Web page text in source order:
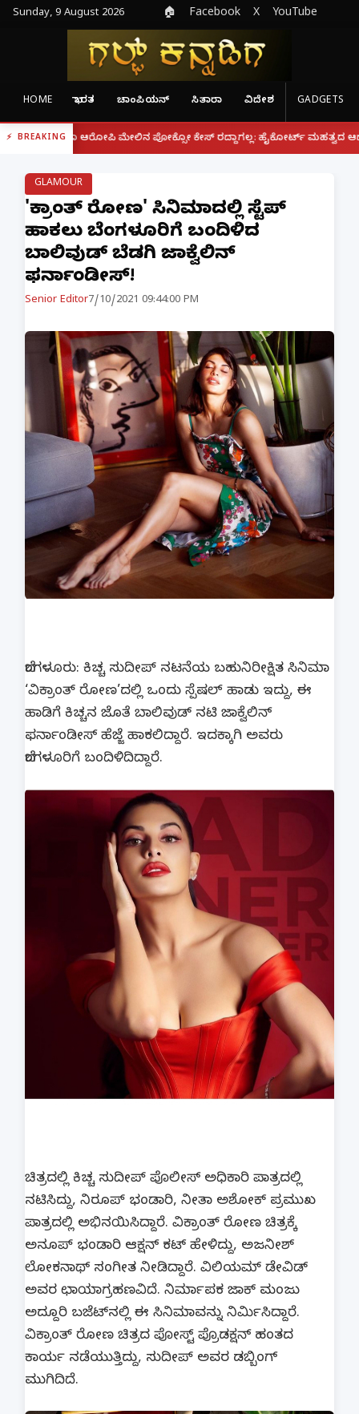
Sunday, 9 August 2026 🏠 Facebook X YouTube
HOME ಭಾರತ ಚಾಂಪಿಯನ್ ಸಿತಾರಾ ವಿದೇಶ GADGETS
BREAKING
ಮೇಲಿನ ಪೋಕ್ಸೋ ಕೇಸ್ ರದ್ದಾಗಲ್ಲ: ಹೈಕೋರ್ಟ್ ಮಹತ್ವದ ಆದೇಶ | ಫೋನ್
GLAMOUR
'ವಿಕ್ರಾಂತ್ ರೋಣ' ಸಿನಿಮಾದಲ್ಲಿ ಸ್ಟೆಪ್
ಹಾಕಲು ಬೆಂಗಳೂರಿಗೆ ಬಂದಿಳಿದ
ಬಾಲಿವುಡ್​ ಬೆಡಗಿ ಜಾಕ್ವೆಲಿನ್​
ಫರ್ನಾಂಡೀಸ್!
Senior Editor7/10/2021 09:44:00 PM
ಬೆಂಗಳೂರು: ಕಿಚ್ಚ ಸುದೀಪ್ ನಟನೆಯ ಬಹುನಿರೀಕ್ಷಿತ ಸಿನಿಮಾ
‘ವಿಕ್ರಾಂತ್ ರೋಣ’ದಲ್ಲಿ ಒಂದು ಸ್ಪೆಷಲ್ ಹಾಡು ಇದ್ದು, ಈ
ಹಾಡಿಗೆ ಕಿಚ್ಚನ ಜೊತೆ ಬಾಲಿವುಡ್ ನಟಿ ಜಾಕ್ವೆಲಿನ್
ಫರ್ನಾಂಡೀಸ್ ಹೆಜ್ಜೆ ಹಾಕಲಿದ್ದಾರೆ. ಇದಕ್ಕಾಗಿ ಅವರು
ಬೆಂಗಳೂರಿಗೆ ಬಂದಿಳಿದಿದ್ದಾರೆ.
ಚಿತ್ರದಲ್ಲಿ ಕಿಚ್ಚ ಸುದೀಪ್ ಪೊಲೀಸ್ ಅಧಿಕಾರಿ ಪಾತ್ರದಲ್ಲಿ
ನಟಿಸಿದ್ದು, ನಿರೂಪ್ ಭಂಡಾರಿ, ನೀತಾ ಅಶೋಕ್ ಪ್ರಮುಖ
ಪಾತ್ರದಲ್ಲಿ ಅಭಿನಯಿಸಿದ್ದಾರೆ. ವಿಕ್ರಾಂತ್ ರೋಣ ಚಿತ್ರಕ್ಕೆ
ಅನೂಪ್ ಭಂಡಾರಿ ಆಕ್ಷನ್ ಕಟ್ ಹೇಳಿದ್ದು, ಅಜನೀಶ್
ಲೋಕನಾಥ್ ಸಂಗೀತ ನೀಡಿದ್ದಾರೆ. ವಿಲಿಯಮ್ ಡೇವಿಡ್
ಅವರ ಛಾಯಾಗ್ರಹಣವಿದೆ. ನಿರ್ಮಾಪಕ ಜಾಕ್ ಮಂಜು
ಅದ್ದೂರಿ ಬಜೆಟ್​​​ನಲ್ಲಿ ಈ‌ ಸಿನಿಮಾವನ್ನು ನಿರ್ಮಿಸಿದ್ದಾರೆ.
ವಿಕ್ರಾಂತ್ ರೋಣ ಚಿತ್ರದ ಪೋಸ್ಟ್ ಪ್ರೊಡಕ್ಷನ್ ಹಂತದ
ಕಾರ್ಯ ನಡೆಯುತ್ತಿದ್ದು, ಸುದೀಪ್ ಅವರ ಡಬ್ಬಿಂಗ್
ಮುಗಿದಿದೆ.